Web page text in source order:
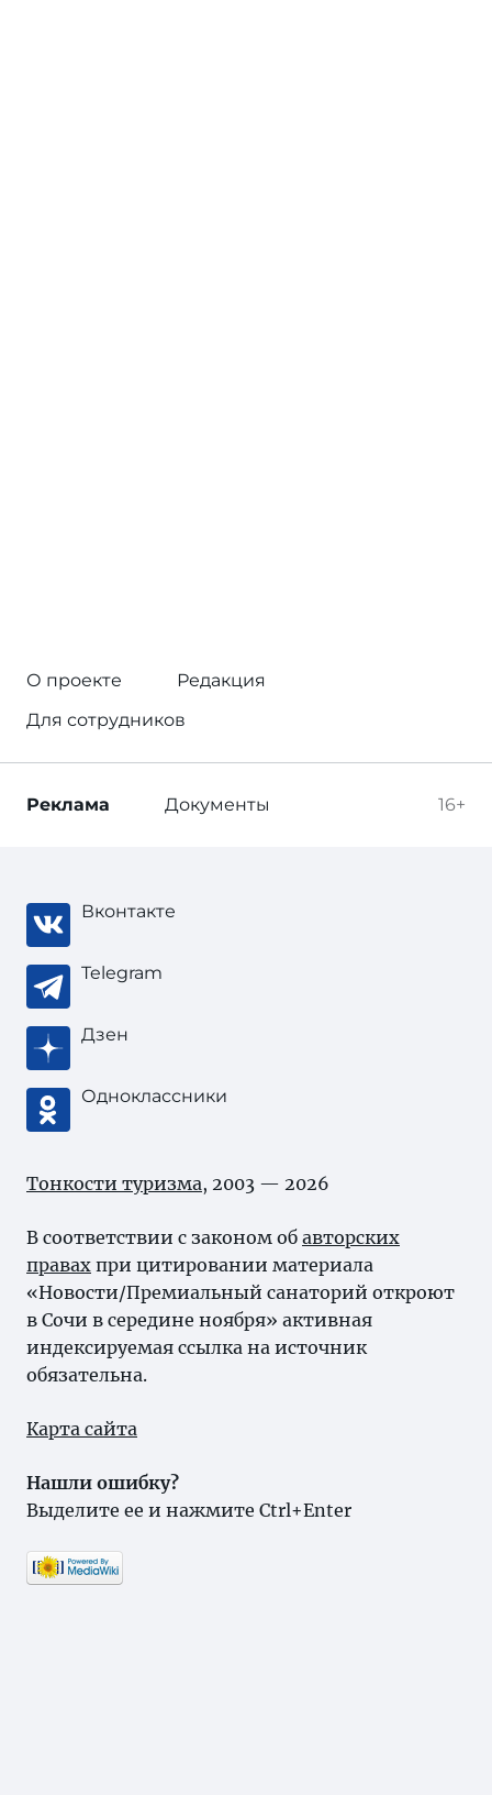
О проекте
Редакция
Для сотрудников
16+
Реклама Документы
Вконтакте
Telegram
Дзен
Одноклассники
Тонкости туризма, 2003 — 2026
В соответствии с законом об авторских
правах при цитировании материала
«Новости/Премиальный санаторий откроют
в Сочи в середине ноября» активная
индексируемая ссылка на источник
обязательна.
Карта сайта
Нашли ошибку?
Выделите ее и нажмите Ctrl+Enter